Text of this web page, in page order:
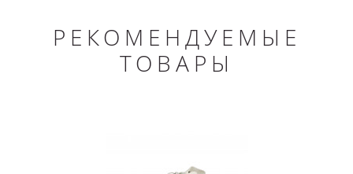
РЕКОМЕНДУЕМЫЕ
ТОВАРЫ